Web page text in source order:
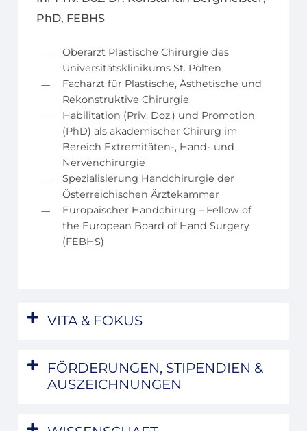
PhD, FEBHS
Oberarzt Plastische Chirurgie des
Universitätsklinikums St. Pölten
Facharzt für Plastische, Ästhetische und
Rekonstruktive Chirurgie
Habilitation (Priv. Doz.) und Promotion
(PhD) als akademischer Chirurg im
Bereich Extremitäten-, Hand- und
Nervenchirurgie
Spezialisierung Handchirurgie der
Österreichischen Ärztekammer
Europäischer Handchirurg – Fellow of
the European Board of Hand Surgery
(FEBHS)
VITA & FOKUS
Nach meinem Studium der Humanmedizin
in Wien, habe ich mit Auszeichnung ein
FÖRDERUNGEN, STIPENDIEN &
AUSZEICHNUNGEN
Im Rahmen meiner bisherigen Laufbahn